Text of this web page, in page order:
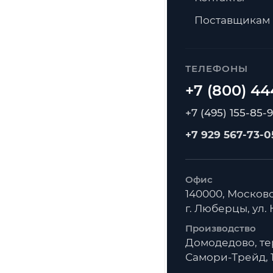
ТЕЛЕФОНЫ
+7 (495) 155-85-
+7 929 567-73-
Офис
140000,
г. Люберцы, ул.
Производство
Домодедово,
Самори-Трейд,
Поставщикам